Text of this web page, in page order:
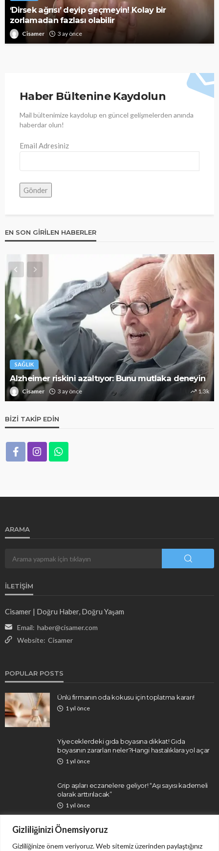
Gizliliğinizi Önemsiyoruz
Gizliliğinize önem veriyoruz. Web sitemiz üzerinden paylaştığınız
‘Dirsek ağrısı’ deyip geçmeyin! Kolay bir
zorlamadan fazlası olabilir
Cisamer 3 ay önce
Haber Bültenine Kaydolun
Mail bültenimize kaydolup en güncel gelişmelerden anında
haberdar olun!
Email Adresiniz
EN SON GIRILEN HABERLER
SAĞLIK
Alzheimer riskini azaltıyor: Bunu mutlaka deneyin
Cisamer 3 ay önce 1.3k
BIZI TAKIP EDIN
ARAMA
İLETIŞIM
Cisamer | Doğru Haber, Doğru Yaşam
Email: haber@cisamer.com
Website: Cisamer
POPULAR POSTS
Ünlü firmanın oda kokusu için toplatma kararı!
1 yıl önce
Yiyeceklerdeki gıda boyasına dikkat! Gıda
boyasının zararları neler?Hangi hastalıklara yol açar
1 yıl önce
Grip aşıları eczanelere geliyor! “Aşı sayısı kademeli
olarak arttırılacak”
1 yıl önce